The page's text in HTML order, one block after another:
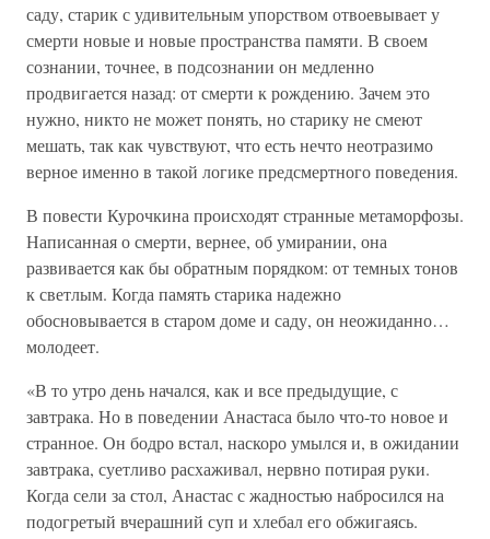
саду, старик с удивительным упорством отвоевывает у
смерти новые и новые пространства памяти. В своем
сознании, точнее, в подсознании он медленно
продвигается назад: от смерти к рождению. Зачем это
нужно, никто не может понять, но старику не смеют
мешать, так как чувствуют, что есть нечто неотразимо
верное именно в такой логике предсмертного поведения.
В повести Курочкина происходят странные метаморфозы.
Написанная о смерти, вернее, об умирании, она
развивается как бы обратным порядком: от темных тонов
к светлым. Когда память старика надежно
обосновывается в старом доме и саду, он неожиданно…
молодеет.
«В то утро день начался, как и все предыдущие, с
завтрака. Но в поведении Анастаса было что-то новое и
странное. Он бодро встал, наскоро умылся и, в ожидании
завтрака, суетливо расхаживал, нервно потирая руки.
Когда сели за стол, Анастас с жадностью набросился на
подогретый вчерашний суп и хлебал его обжигаясь.